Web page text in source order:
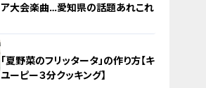
ア大会楽曲…愛知県の話題あれこれ
「夏野菜のフリッタータ」の作り方【キ
ユーピー３分クッキング】